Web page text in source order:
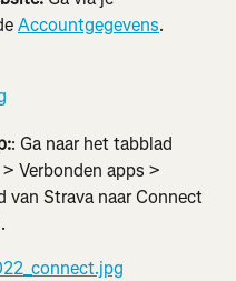
Accountgegevens.
: Ga naar het tabblad
Verbonden apps >
van Strava naar Connect